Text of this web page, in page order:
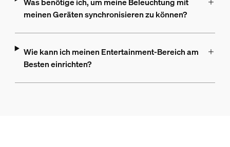
meinen Geräten synchronisieren zu können?
Wie kann ich meinen Entertainment-Bereich am
Besten einrichten?